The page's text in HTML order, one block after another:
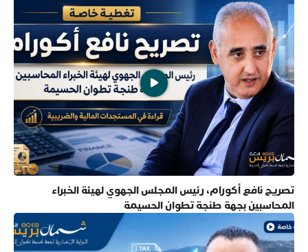
تصريح نافع أكورام، رئيس المجلس الجهوي لهيئة الخبراء
المحاسبين بجهة طنجة تطوان الحسيمة